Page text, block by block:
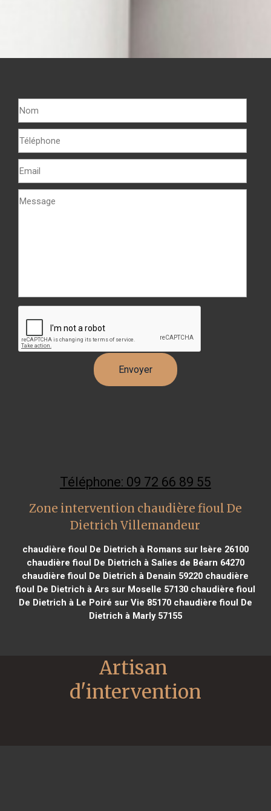
Téléphone: 09 72 66 89 55
Zone intervention chaudière fioul De
Dietrich Villemandeur
chaudière fioul De Dietrich à Romans sur Isère 26100
chaudière fioul De Dietrich à Salies de Béarn 64270
chaudière fioul De Dietrich à Denain 59220 chaudière
fioul De Dietrich à Ars sur Moselle 57130chaudière fioul
De Dietrich à Le Poiré sur Vie 85170chaudière fioul De
Dietrich à Marly 57155
Artisan
d'intervention